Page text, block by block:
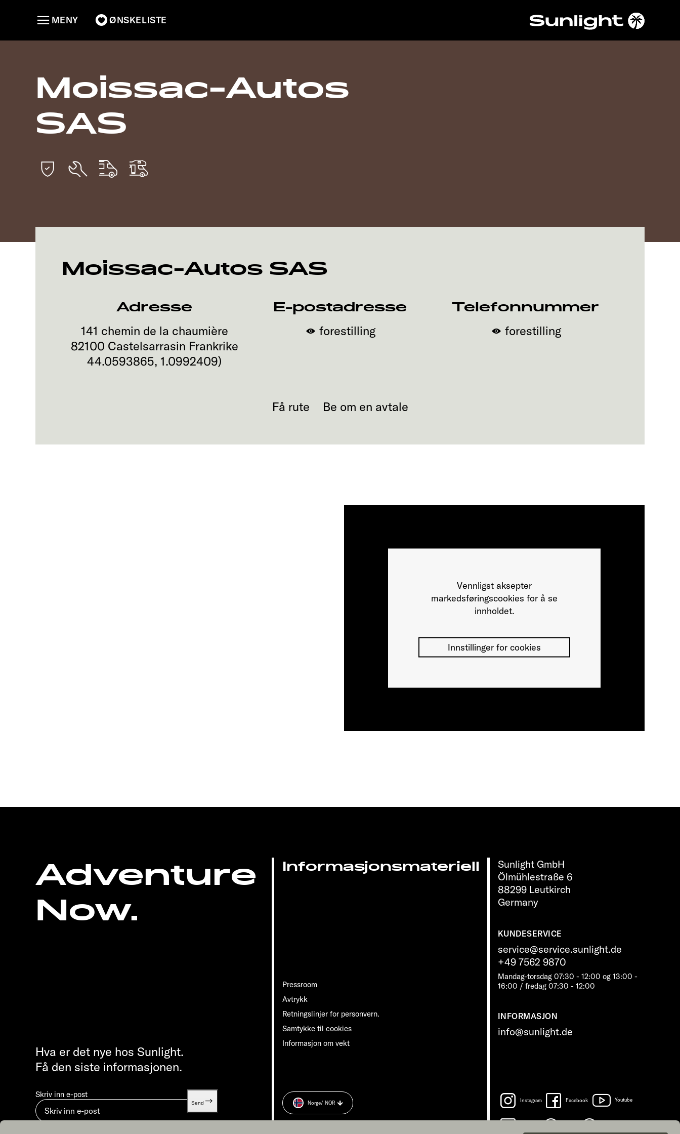
ØNSKELISTE
MENY
Moissac-Autos
SAS
Moissac-Autos SAS
Adresse
141 chemin de la chaumière
82100 Castelsarrasin Frankrike
44.0593865, 1.0992409)
E-postadresse
forestilling
Telefonnummer
forestilling
Få rute Be om en avtale
Vennligst aksepter
markedsføringscookies for å se
innholdet.
Innstillinger for cookies
Adventure
Now.
Sunlight GmbH
Ölmühlestraße 6
88299 Leutkirch
Germany
KUNDESERVICE
service@service.sunlight.de
+49 7562 9870
Mandag-torsdag 07:30 - 12:00 og 13:00 -
16:00 / fredag ​​07:30 - 12:00
INFORMASJON
info@sunlight.de
Informasjonsmateriell
Pressroom
Avtrykk
Retningslinjer for personvern.
Samtykke til cookies
Informasjon om vekt
Hva er det nye hos Sunlight.
Få den siste informasjonen.
Skriv inn e-post
Send Instagram Facebook Youtube
Norge/ NOR